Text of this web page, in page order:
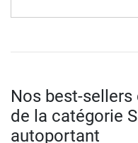
Nos best-
de la catégorie
autoportant